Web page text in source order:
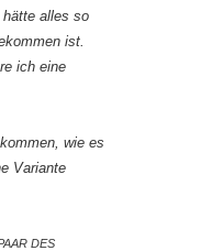
alles so
ist.
ich eine
wie es
Variante
DES